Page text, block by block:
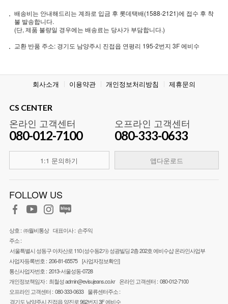
배송비는 안내해드리는 계좌로 입금 후 롯데택배(1588-2121)에 접수 후 착
불 발송합니다.
(단, 제품 불량일 경우에는 배송료는 당사가 부담합니다.)
교환 반품 주소: 경기도 남양주시 진접읍 연평리 195-2번지 3F 에비수
회사소개 이용약관 개인정보처리방침 제휴문의
CS CENTER
온라인 고객센터
080-012-7100
1:1 문의하기
오프라인 고객센터
080-333-0633
앱다운로드
FOLLOW US
상호 : ㈜월비통상 대표이사 : 손주익
주소 :
서울특별시 성동구 아차산로 110 (성수동2가) 성광빌딩 2층 202호 에비수샵 온라인사업부
사업자등록번호 : 206-81-65575 [사업자정보확인]
통신사업자번호 : 2013-서울성동-0728
개인정보책임자 : 최철성admin@evisujeans.co.kr 온라인 고객센터 : 080-012-7100
오프라인 고객센터 : 080-333-0633 물류센터주소 :
경기도 남양주시 진접읍 양진로 962번지 3F 에비수